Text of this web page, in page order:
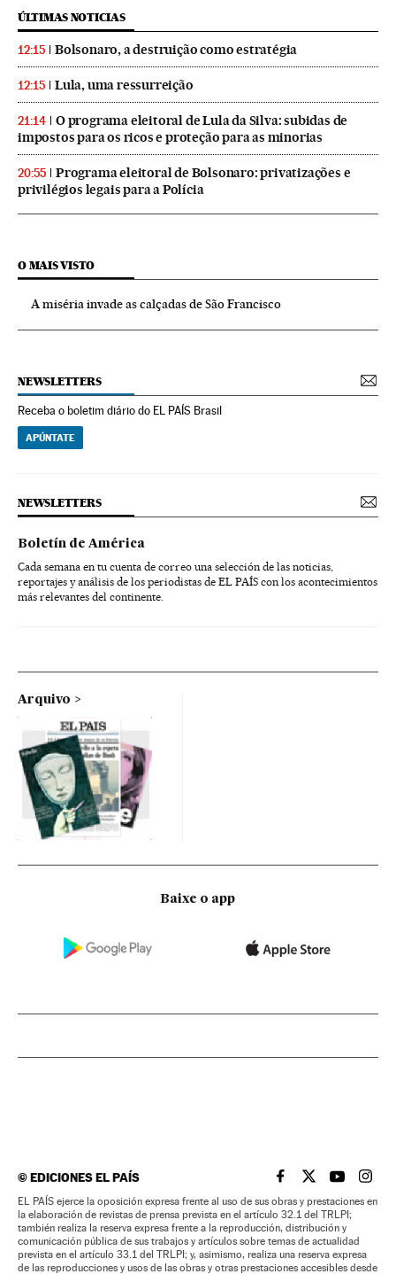
ÚLTIMAS NOTICIAS
12:15 Bolsonaro, a destruição como estratégia
12:15 Lula, uma ressurreição
21:14
O programa eleitoral de Lula da Silva: subidas de
impostos para os ricos e proteção para as minorias
20:55
Programa eleitoral de Bolsonaro: privatizações e
privilégios legais para a Polícia
O MAIS VISTO
A miséria invade as calçadas de São Francisco
NEWSLETTERS
Receba o boletim diário do EL PAÍS Brasil
APÚNTATE
NEWSLETTERS
Boletín de América
Cada semana en tu cuenta de correo una selección de las noticias,
reportajes y análisis de los periodistas de EL PAÍS con los acontecimientos
más relevantes del continente.
Arquivo
Baixe o app
©EDICIONES EL PAÍS EL PAÍS BRASIL EN
EL PAÍSEL PAÍS
EL
EL PAÍS ejerce la oposición expresa frente al uso de sus obras y prestaciones en
la elaboración de revistas de prensa prevista en el artículo 32.1 del TRLPI;
también realiza la reserva expresa frente a la reproducción, distribución y
comunicación pública de sus trabajos y artículos sobre temas de actualidad
prevista en el artículo 33.1 del TRLPI; y, asimismo, realiza una reserva expresa
de las reproducciones y usos de las obras y otras prestaciones accesibles desde